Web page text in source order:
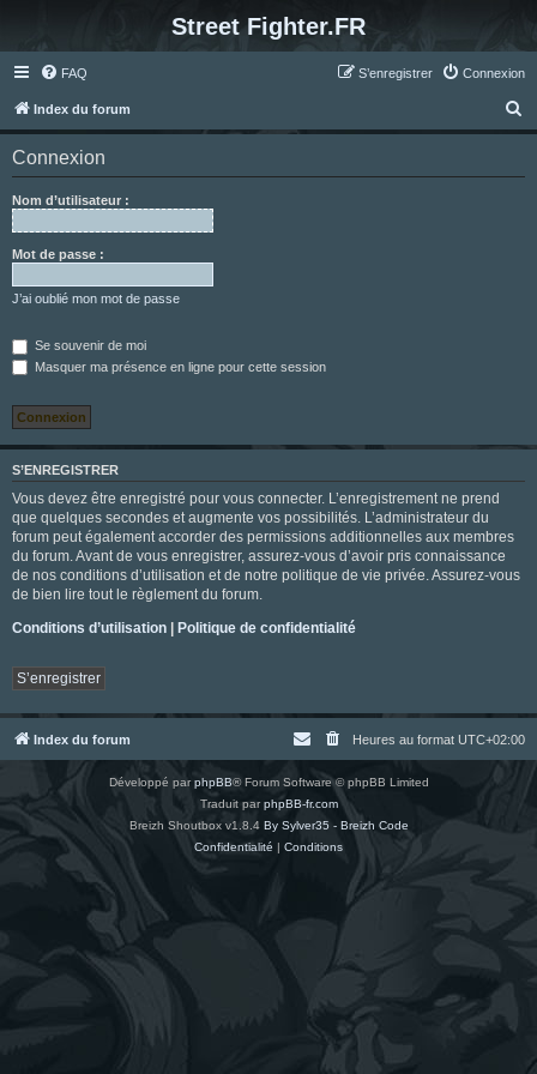
Street Fighter.FR
FAQ Connexion
S’enregistrer
Index du forum
e
Connexion
Nom d’utilisateur :
Mot de passe :
J’ai oublié mon mot de passe
Se souvenir de moi
Masquer ma présence en ligne pour cette session
S’ENREGISTRER
Vous devez être enregistré pour vous connecter. L’enregistrement ne prend
que quelques secondes et augmente vos possibilités. L’administrateur du
forum peut également accorder des permissions additionnelles aux membres
du forum. Avant de vous enregistrer, assurez-vous d’avoir pris connaissance
de nos conditions d’utilisation et de notre politique de vie privée. Assurez-vous
de bien lire tout le règlement du forum.
Conditions d’utilisation | Politique de confidentialité
S’enregistrer
Index du forum Heures au format UTC+02:00
Développé parphpBB® Forum Software © phpBB Limited
Traduit parphpBB-fr.com
Breizh Shoutbox v1.8.4 By Sylver35 - Breizh Code
Confidentialité | Conditions